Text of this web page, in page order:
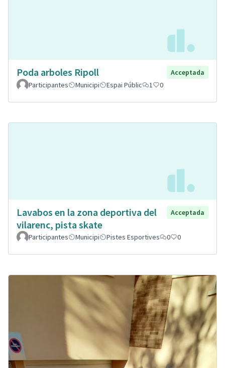
Poda arboles Ripoll
Acceptada
Participantes
Municipi Espai Públic 1 0
Lavabos en la zona deportiva del
vilarenc, pista skate
Acceptada
Participantes Municipi Pistes Esportives 0 0